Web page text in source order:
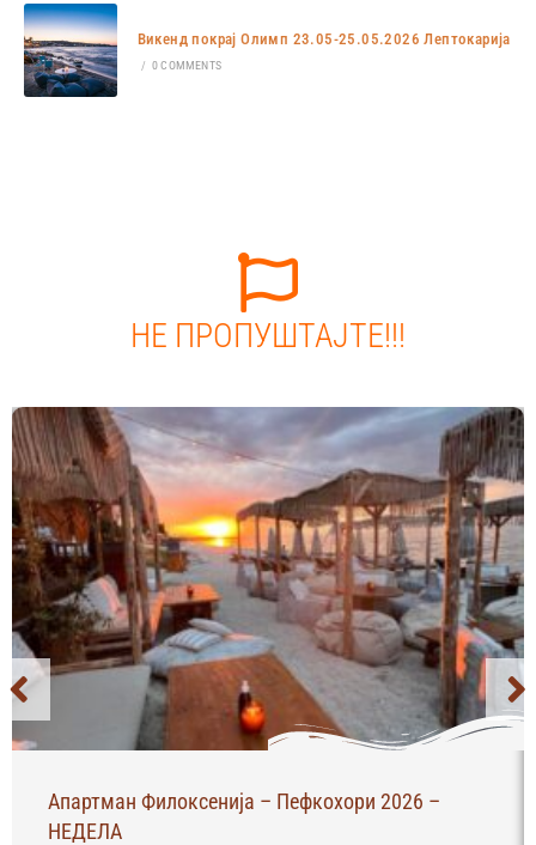
Викенд покрај Олимп 23.05-25.05.2026 Лептокарија
/ 0 COMMENTS
НЕ ПРОПУШТАЈТЕ!!!
Апартман Филоксенија – Пефкохори 2026 –
НЕДЕЛА